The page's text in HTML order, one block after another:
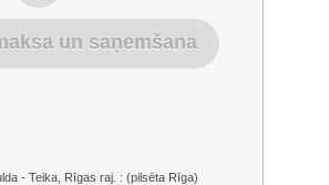
un saņemšana
- Teika, Rīgas raj. : (pilsēta Rīga)